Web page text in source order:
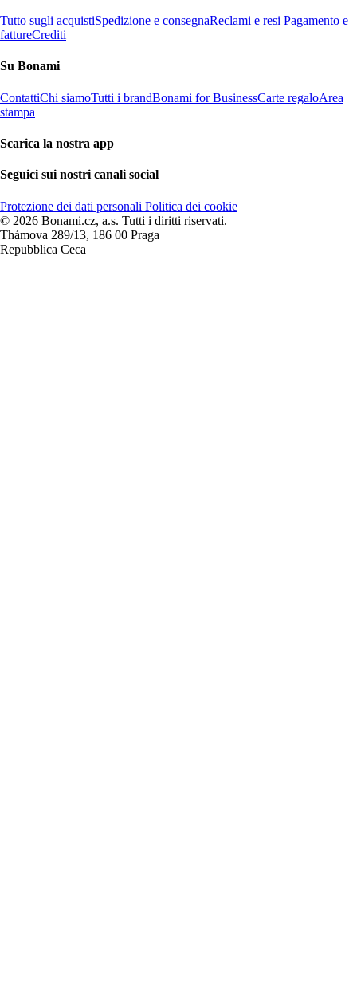
Tutto sugli acquistiSpedizione e consegnaReclami e resi Pagamento e
fattureCrediti
Su Bonami
ContattiChi siamoTutti i brandBonami for BusinessCarte regaloArea
stampa
Scarica la nostra app
Seguici sui nostri canali social
Protezione dei dati personali Politica dei cookie
© 2026 Bonami.cz, a.s. Tutti i diritti riservati.
Thámova 289/13, 186 00 Praga
Repubblica Ceca